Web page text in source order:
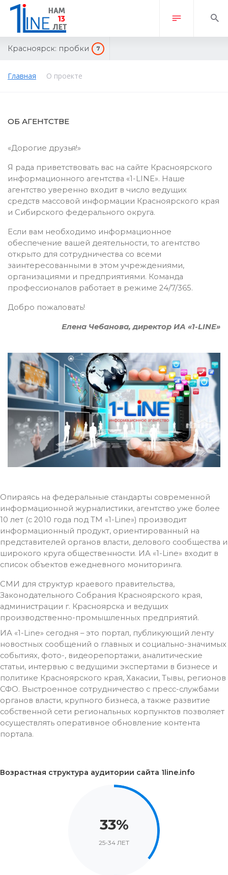
Красноярск: пробки 7
Главная О проекте
ОБ АГЕНТСТВЕ
«Дорогие друзья!»
Я рада приветствовать вас на сайте Красноярского
информационного агентства «1-LINE». Наше
агентство уверенно входит в число ведущих
средств массовой информации Красноярского края
и Сибирского федерального округа.
Если вам необходимо информационное
обеспечение вашей деятельности, то агентство
открыто для сотрудничества со всеми
заинтересованными в этом учреждениями,
организациями и предприятиями. Команда
профессионалов работает в режиме 24/7/365.
Добро пожаловать!
Елена Чебанова, директор ИА «1-LINE»
Опираясь на федеральные стандарты современной
информационной журналистики, агентство уже более
10 лет (с 2010 года под ТМ «1-Line») производит
информационный продукт, ориентированный на
представителей органов власти, делового сообщества и
широкого круга общественности. ИА «1-Line» входит в
список объектов ежедневного мониторинга.
СМИ для структур краевого правительства,
Законодательного Собрания Красноярского края,
администрации г. Красноярска и ведущих
производственно-промышленных предприятий.
ИА «1-Line» сегодня – это портал, публикующий ленту
новостных сообщений о главных и социально-значимых
событиях, фото-, видеорепортажи, аналитические
статьи, интервью с ведущими экспертами в бизнесе и
политике Красноярского края, Хакасии, Тывы, регионов
СФО. Выстроенное сотрудничество с пресс-службами
органов власти, крупного бизнеса, а также развитие
собственной сети региональных корпунктов позволяет
осуществлять оперативное обновление контента
портала.
Возрастная структура аудитории сайта 1line.info
33%
25-34 ЛЕТ